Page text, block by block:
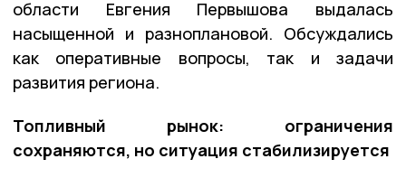
области Евгения Первышова выдалась
насыщенной и разноплановой. Обсуждались
как оперативные вопросы, так и задачи
развития региона.
Топливный рынок: ограничения
сохраняются, но ситуация стабилизируется